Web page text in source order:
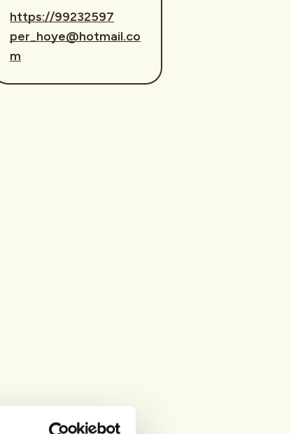
https://99232597
per_hoye@hotmail.co
m